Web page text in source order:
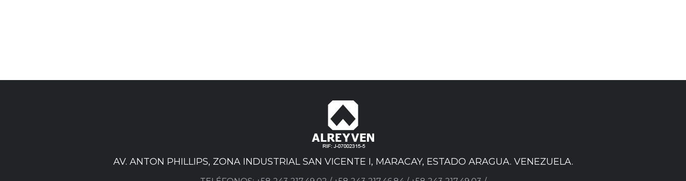
AV. ANTON PHILLIPS, ZONA INDUSTRIAL SAN VICENTE I, MARACAY, ESTADO ARAGUA. VENEZUELA.